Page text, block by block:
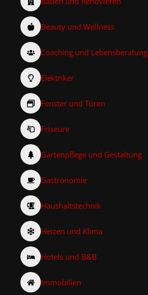
Beauty und Wellness
Coaching und Lebensberatung
Elektriker
Fenster und Türen
Friseure
Gartenpflege und Gestaltung
Gastronomie
Haushaltstechnik
Heizen und Klima
Hotels und B&B
Immobilien